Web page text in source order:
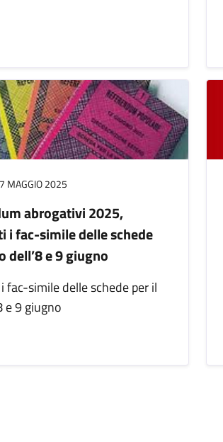
7 MAGGIO 2025
abrogativi 2025,
i fac-simile delle schede
dell’8 e 9 giugno
fac-simile delle schede per il
9 giugno